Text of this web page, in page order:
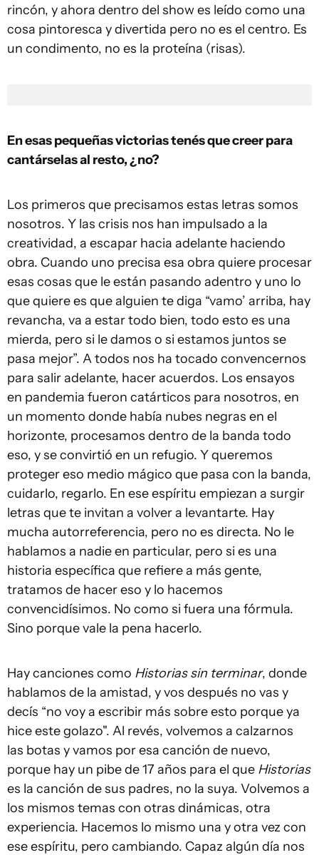
rincón, y ahora dentro del show es leído como una
cosa pintoresca y divertida pero no es el centro. Es
un condimento, no es la proteína (risas).
En esas pequeñas victorias tenés que creer para
cantárselas al resto, ¿no?
Los primeros que precisamos estas letras somos
nosotros. Y las crisis nos han impulsado a la
creatividad, a escapar hacia adelante haciendo
obra. Cuando uno precisa esa obra quiere procesar
esas cosas que le están pasando adentro y uno lo
que quiere es que alguien te diga “vamo’ arriba, hay
revancha, va a estar todo bien, todo esto es una
mierda, pero si le damos o si estamos juntos se
pasa mejor”. A todos nos ha tocado convencernos
para salir adelante, hacer acuerdos. Los ensayos
en pandemia fueron catárticos para nosotros, en
un momento donde había nubes negras en el
horizonte, procesamos dentro de la banda todo
eso, y se convirtió en un refugio. Y queremos
proteger eso medio mágico que pasa con la banda,
cuidarlo, regarlo. En ese espíritu empiezan a surgir
letras que te invitan a volver a levantarte. Hay
mucha autorreferencia, pero no es directa. No le
hablamos a nadie en particular, pero si es una
historia específica que refiere a más gente,
tratamos de hacer eso y lo hacemos
convencidísimos. No como si fuera una fórmula.
Sino porque vale la pena hacerlo.
Hay canciones como Historias sin terminar, donde
hablamos de la amistad, y vos después no vas y
decís “no voy a escribir más sobre esto porque ya
hice este golazo". Al revés, volvemos a calzarnos
las botas y vamos por esa canción de nuevo,
porque hay un pibe de 17 años para el que Historias
es la canción de sus padres, no la suya. Volvemos a
los mismos temas con otras dinámicas, otra
experiencia. Hacemos lo mismo una y otra vez con
ese espíritu, pero cambiando. Capaz algún día nos